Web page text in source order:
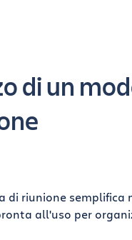
di un
di riunione semplifica
all'uso per